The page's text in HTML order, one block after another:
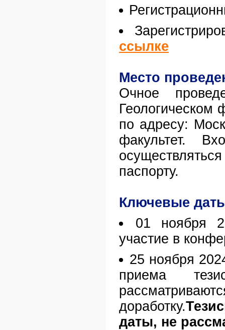
ссылке
Место
Очное
по адресу:
факультет.
паспорту.
Ключевые
01 ноября
участие в
25 ноября
приема
доработку.
даты, не